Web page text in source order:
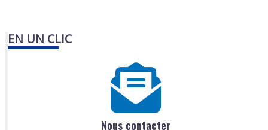
EN UN CLIC
Nous contacter